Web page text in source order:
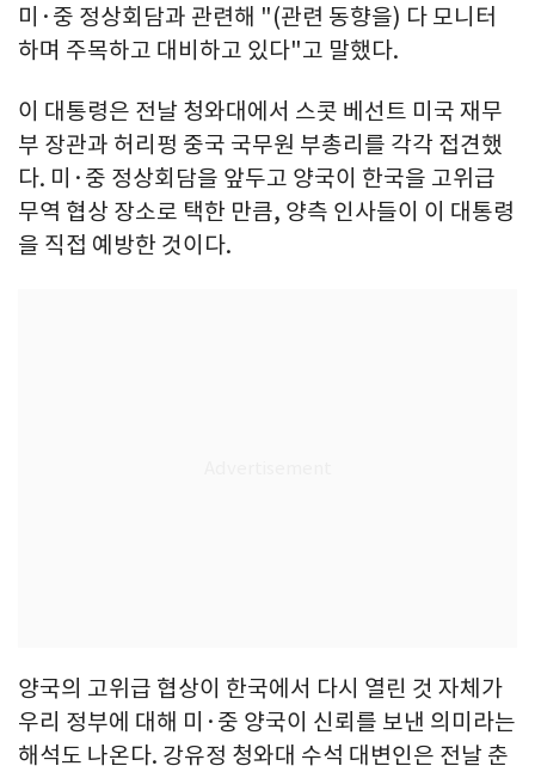
미·중 정상회담과 관련해 "(관련 동향을) 다 모니터
하며 주목하고 대비하고 있다"고 말했다.
이 대통령은 전날 청와대에서 스콧 베선트 미국 재무
부 장관과 허리펑 중국 국무원 부총리를 각각 접견했
다. 미·중 정상회담을 앞두고 양국이 한국을 고위급
무역 협상 장소로 택한 만큼, 양측 인사들이 이 대통령
을 직접 예방한 것이다.
양국의 고위급 협상이 한국에서 다시 열린 것 자체가
우리 정부에 대해 미·중 양국이 신뢰를 보낸 의미라는
해석도 나온다. 강유정 청와대 수석 대변인은 전날 춘